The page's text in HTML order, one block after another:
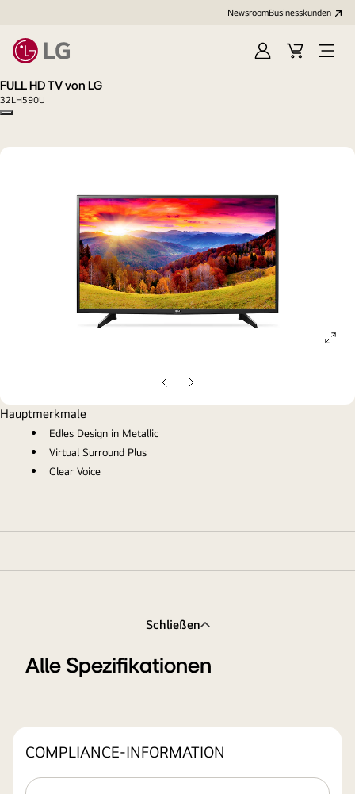
NewsroomBusinesskunden
AnmeldenWarenkorb
Menü
FULL HD TV von LG
32LH590U
Copy model name
Vorherige
Folie
Nächste
Folie
Hauptmerkmale
Edles Design in Metallic
Virtual Surround Plus
Clear Voice
Schließen
Alle Spezifikationen
COMPLIANCE-INFORMATION